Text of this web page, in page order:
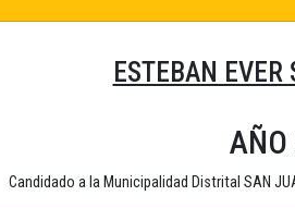
ESTEBAN EVER
Candidado a la Municipalidad Distrital SAN